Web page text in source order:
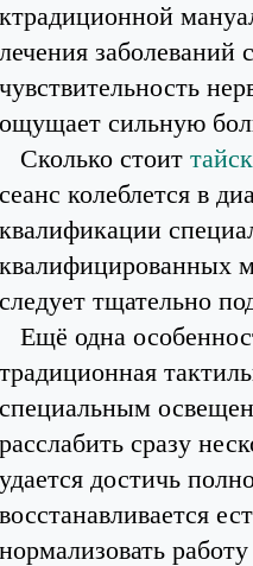
ктрадиционной
лечения заболеваний
чувствительность
ощущает сильную
Сколько стоит
сеанс колеблется в
квалификации
квалифицированных
следует тщательно
Ещё одна
традиционная
специальным
расслабить сразу
удается достичь
восстанавливается
нормализовать